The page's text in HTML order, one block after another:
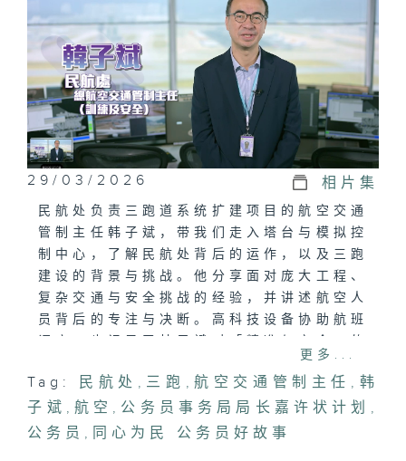
29/03/2026 相片集
民航处负责三跑道系统扩建项目的航空交通
管制主任韩子斌，带我们走入塔台与模拟控
制中心，了解民航处背后的运作，以及三跑
建设的背景与挑战。他分享面对庞大工程、
复杂交通与安全挑战的经验，并讲述航空人
员背后的专注与决断。高科技设备协助航班
信念——每一个指令，都是守护天空的承
诺。
更多...
Tag: 民航处 , 三跑 , 航空交通管制主任 , 韩
子斌 , 航空 , 公务员事务局局长嘉许状计划 ,
公务员 , 同心为民 公务员好故事